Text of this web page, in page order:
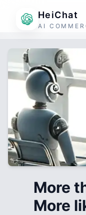
HeiChat
AI
More
More